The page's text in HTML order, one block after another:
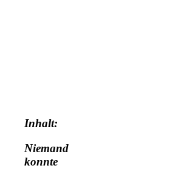
Inhalt:
Niemand
konnte